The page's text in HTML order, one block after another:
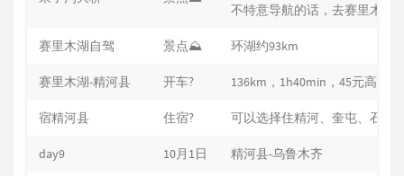
不特意导航的话，去赛里木湖
赛里木湖自驾 景点⛰ 环湖约93km
赛里木湖-精河县 开车? 136km，1h40min，45元高速费
宿精河县 住宿? 可以选择住精河、奎屯、石河
day9 10月1日 精河县-乌鲁木齐